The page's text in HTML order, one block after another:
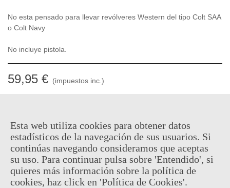
No esta pensado para llevar revólveres Western del tipo Colt SAA
o Colt Navy
No incluye pistola.
59,95 € (impuestos inc.)
-
Añadir Al Carrito
Código QR Compartir
Esta web utiliza cookies para obtener datos
estadísticos de la navegación de sus usuarios. Si
continúas navegando consideramos que aceptas
su uso. Para continuar pulsa sobre 'Entendido', si
quieres más información sobre la política de
cookies, haz click en 'Política de Cookies'.